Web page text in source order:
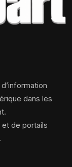
dans les
de portails